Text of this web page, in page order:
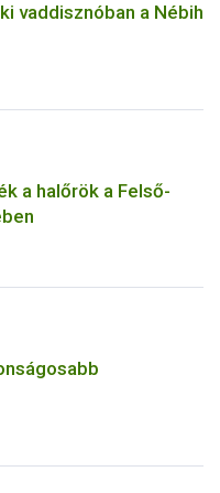
vaddisznóban a Nébih
a halőrök a Felső-